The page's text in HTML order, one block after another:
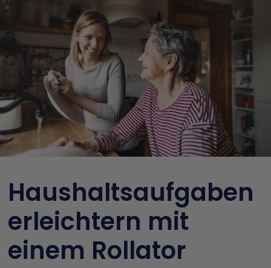
Haushaltsaufgaben
erleichtern mit
einem Rollator